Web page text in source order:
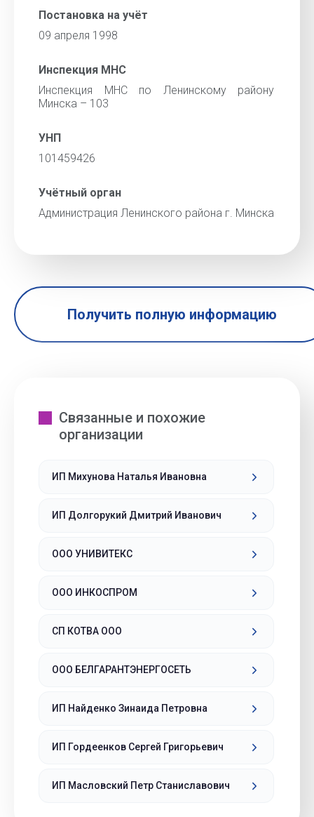
Постановка на учёт
09 апреля 1998
Инспекция МНС
Инспекция МНС по Ленинскому району
Минска – 103
УНП
101459426
Учётный орган
Администрация Ленинского района г. Минска
Получить полную информацию
Связанные и похожие
организации
ИП Михунова Наталья Ивановна
ИП Долгорукий Дмитрий Иванович
ООО УНИВИТЕКС
ООО ИНКОСПРОМ
СП КОТВА ООО
ООО БЕЛГАРАНТЭНЕРГОСЕТЬ
ИП Найденко Зинаида Петровна
ИП Гордеенков Сергей Григорьевич
ИП Масловский Петр Станиславович